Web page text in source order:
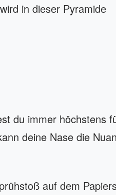
in dieser Pyramide
du immer höchstens
deine Nase die
auf dem